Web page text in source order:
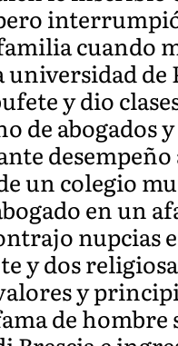
cuando
de
y dio
de
un colegio
en un
nupcias
y dos
y
de